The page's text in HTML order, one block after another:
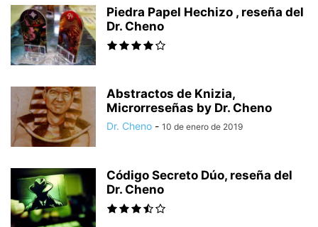
Piedra Papel Hechizo , reseña del
Dr. Cheno
Abstractos de Knizia,
Microrreseñas by Dr. Cheno
Dr. Cheno - 10 de enero de 2019
Código Secreto Dúo, reseña del
Dr. Cheno